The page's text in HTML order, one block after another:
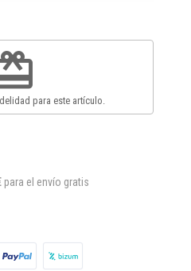
para este artículo.
para el envío gratis